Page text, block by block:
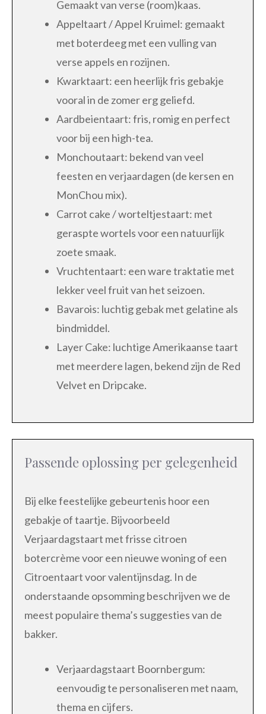
Gemaakt van verse (room)kaas.
Appeltaart / Appel Kruimel: gemaakt
met boterdeeg met een vulling van
verse appels en rozijnen.
Kwarktaart: een heerlijk fris gebakje
vooral in de zomer erg geliefd.
Aardbeientaart: fris, romig en perfect
voor bij een high-tea.
Monchoutaart: bekend van veel
feesten en verjaardagen (de kersen en
MonChou mix).
Carrot cake / worteltjestaart: met
geraspte wortels voor een natuurlijk
zoete smaak.
Vruchtentaart: een ware traktatie met
lekker veel fruit van het seizoen.
Bavarois: luchtig gebak met gelatine als
bindmiddel.
Layer Cake: luchtige Amerikaanse taart
met meerdere lagen, bekend zijn de Red
Velvet en Dripcake.
Passende oplossing per gelegenheid
Bij elke feestelijke gebeurtenis hoor een
gebakje of taartje. Bijvoorbeeld
Verjaardagstaart met frisse citroen
botercrème voor een nieuwe woning of een
Citroentaart voor valentijnsdag. In de
onderstaande opsomming beschrijven we de
meest populaire thema’s suggesties van de
bakker.
Verjaardagstaart Boornbergum:
eenvoudig te personaliseren met naam,
thema en cijfers.